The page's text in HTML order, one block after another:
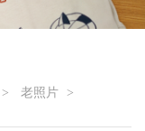
> 老照片
>